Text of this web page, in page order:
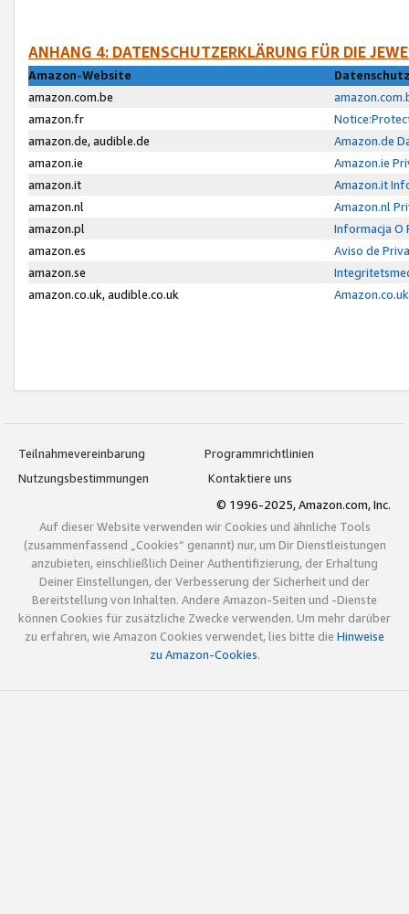
ANHANG 4: DATENSCHUTZERKLÄRUNG FÜR DIE
Amazon-Website
amazon.com.be
amazon.fr
amazon.de, audible.de
Amazon.de
amazon.ie
Amazon.ie
amazon.it
Amazon.it
amazon.nl
Amazon.nl
amazon.pl
Informacja O
amazon.es
Aviso de
amazon.se
amazon.co.uk, audible.co.uk
Teilnahmevereinbarung
Programmrichtlinien
Nutzungsbestimmungen
Kontaktiere uns
© 1996-2025, Amazon.com, Inc.
Auf dieser Website verwenden wir Cookies und ähnliche Tools
(zusammenfassend „Cookies“ genannt) nur, um Dir Dienstleistungen
anzubieten, einschließlich Deiner Authentifizierung, der Erhaltung
Deiner Einstellungen, der Verbesserung der Sicherheit und der
Bereitstellung von Inhalten. Andere Amazon-Seiten und -Dienste
können Cookies für zusätzliche Zwecke verwenden. Um mehr darüber
zu erfahren, wie Amazon Cookies verwendet, lies bitte die Hinweise
zu Amazon-Cookies.